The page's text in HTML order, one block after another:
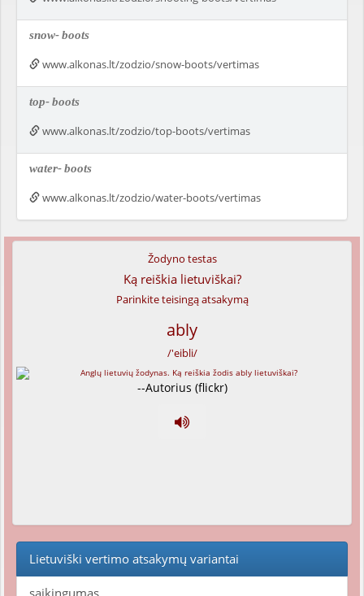
snow-boots
www.alkonas.lt/zodzio/snow-boots/vertimas
top-boots
www.alkonas.lt/zodzio/top-boots/vertimas
water-boots
www.alkonas.lt/zodzio/water-boots/vertimas
Žodyno testas
Ką reiškia lietuviškai?
Parinkite teisingą atsakymą
ably
/'eibli/
--Autorius (flickr)
Lietuviški vertimo atsakymų variantai
saikingumas